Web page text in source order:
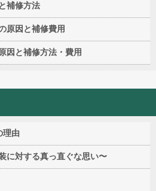
補修方法
原因と補修費用
因と補修方法・費用
理由
に対する真っ直ぐな思い〜